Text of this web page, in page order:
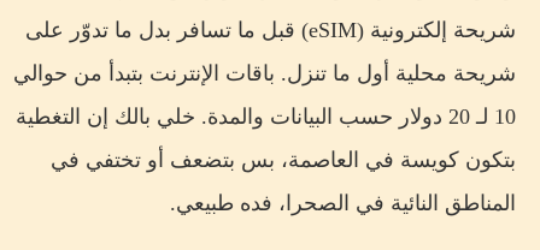
شريحة إلكترونية (eSIM) قبل ما تسافر بدل ما تدوّر على
شريحة محلية أول ما تنزل. باقات الإنترنت بتبدأ من حوالي
10 لـ 20 دولار حسب البيانات والمدة. خلي بالك إن التغطية
بتكون كويسة في العاصمة، بس بتضعف أو تختفي في
المناطق النائية في الصحرا، فده طبيعي.